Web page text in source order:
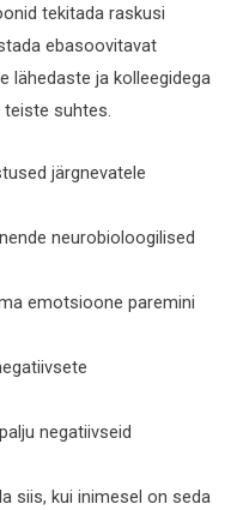
tekitada raskusi
ebasoovitavat
lähedaste ja kolleegidega
teiste suhtes.
järgnevatele
neurobioloogilised
emotsioone paremini
negatiivseid
siis, kui inimesel on seda